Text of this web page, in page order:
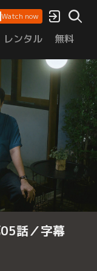
Watch now
レンタル 無料
話／字幕